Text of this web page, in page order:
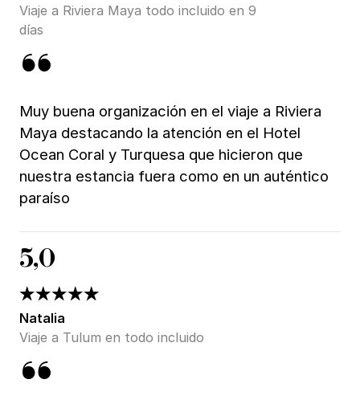
Viaje a Riviera Maya todo incluido en 9
días
Muy buena organización en el viaje a Riviera
Maya destacando la atención en el Hotel
Ocean Coral y Turquesa que hicieron que
nuestra estancia fuera como en un auténtico
paraíso
5,0
Natalia
Viaje a Tulum en todo incluido